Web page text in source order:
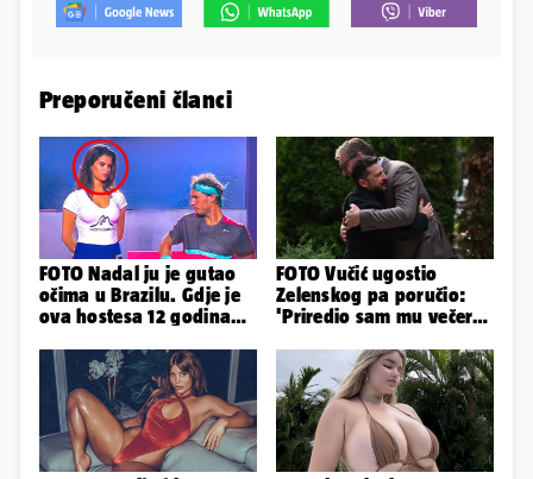
Preporučeni članci
FOTO Nadal ju je gutao
očima u Brazilu. Gdje je
ova hostesa 12 godina
FOTO Vučić ugostio
Zelenskog pa poručio:
'Priredio sam mu večeru